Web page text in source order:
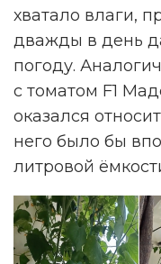
хватало влаги,
дважды в день
погоду.
с томатом F1
оказался
него было бы
литровой